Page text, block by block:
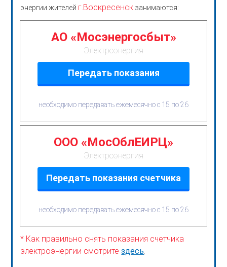
энергии жителей г.Воскресенск занимаются:
АО «Мосэнергосбыт»
Электроэнергия
Передать показания
необходимо передавать ежемесячно с 15 по 26
ООО «МосОблЕИРЦ»
Электроэнергия
Передать показания счетчика
необходимо передавать ежемесячно с 15 по 26
* Как правильно снять показания счетчика
электроэнергии смотритездесь